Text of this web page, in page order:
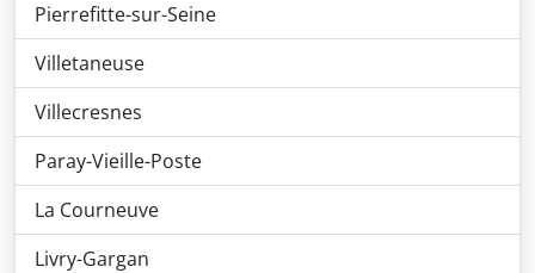
Pierrefitte-sur-Seine
Villetaneuse
Villecresnes
Paray-Vieille-Poste
La Courneuve
Livry-Gargan